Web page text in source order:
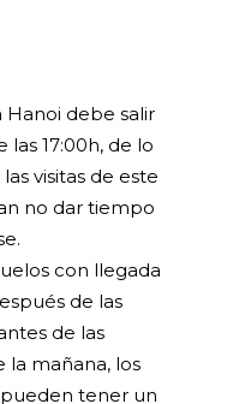
Hanoi debe salir
las 17:00h, de lo
visitas de este
no dar tiempo
con llegada
de las
de las
la mañana, los
tener un